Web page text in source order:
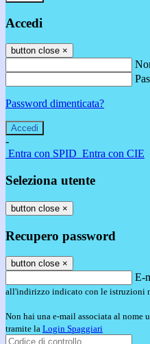
Accedi
button close ×
Password dimenticata?
-
Entra con SPID Entra con CIE
Seleziona utente
button close ×
Recupero password
button close ×
E-
all'indirizzo indicato con le istruzioni
Non hai una e-mail associata al nome
tramite la Login Spaggiari